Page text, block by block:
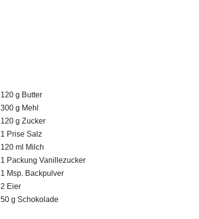
120 g Butter
300 g Mehl
120 g Zucker
1 Prise Salz
120 ml Milch
1 Packung Vanillezucker
1 Msp. Backpulver
2 Eier
50 g Schokolade